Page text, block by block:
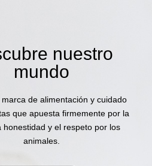
nuestro
mundo
de alimentación y cuidado
que apuesta firmemente por la
honestidad y el respeto por los
animales.